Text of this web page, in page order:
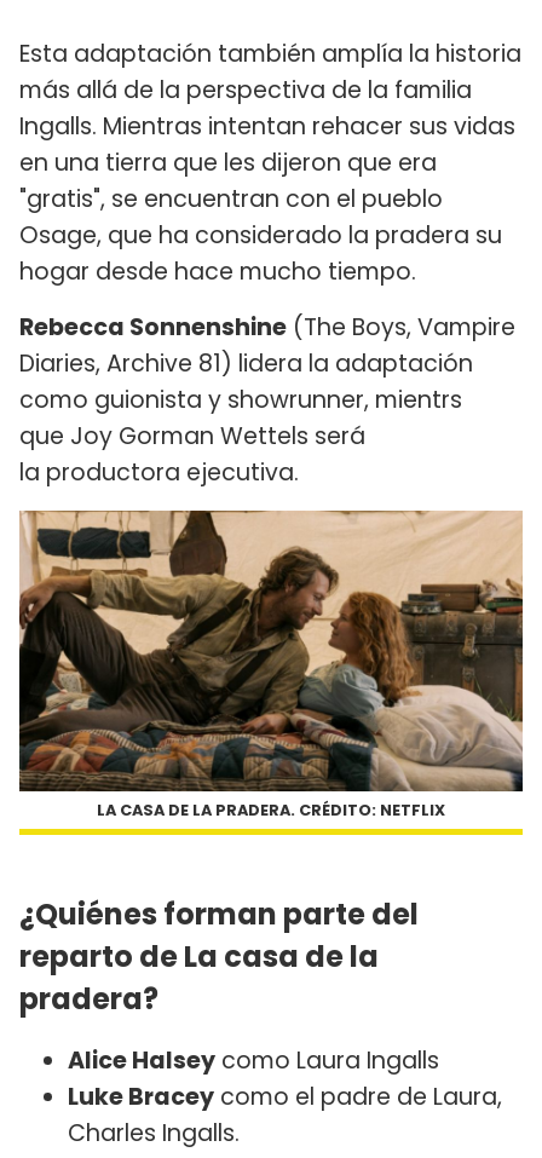
Esta adaptación también amplía la historia
más allá de la perspectiva de la familia
Ingalls. Mientras intentan rehacer sus vidas
en una tierra que les dijeron que era
"gratis", se encuentran con el pueblo
Osage, que ha considerado la pradera su
hogar desde hace mucho tiempo.
Rebecca Sonnenshine (The Boys, Vampire
Diaries, Archive 81) lidera la adaptación
como guionista y showrunner, mientrs
que Joy Gorman Wettels será
la productora ejecutiva.
LA CASA DE LA PRADERA. CRÉDITO: NETFLIX
¿Quiénes forman parte del
reparto de La casa de la
pradera?
Alice Halsey como Laura Ingalls
Luke Bracey como el padre de Laura,
Charles Ingalls.